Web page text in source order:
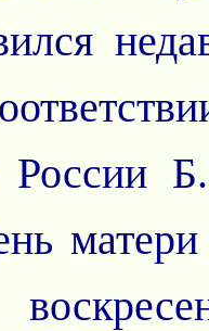
России
матери